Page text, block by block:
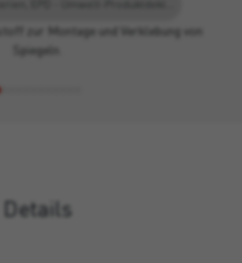
zur Montage und Verklebung von
Spiegeln.
Details